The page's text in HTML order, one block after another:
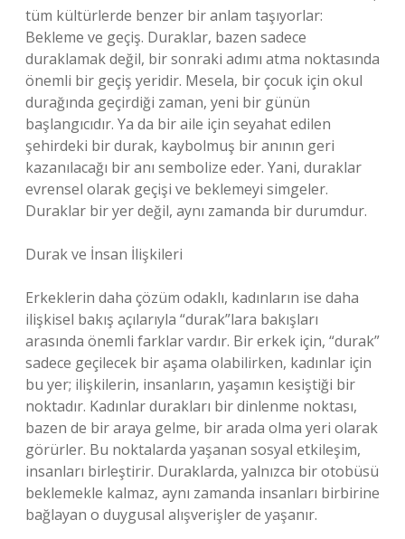
tüm kültürlerde benzer bir anlam taşıyorlar:
Bekleme ve geçiş. Duraklar, bazen sadece
duraklamak değil, bir sonraki adımı atma noktasında
önemli bir geçiş yeridir. Mesela, bir çocuk için okul
durağında geçirdiği zaman, yeni bir günün
başlangıcıdır. Ya da bir aile için seyahat edilen
şehirdeki bir durak, kaybolmuş bir anının geri
kazanılacağı bir anı sembolize eder. Yani, duraklar
evrensel olarak geçişi ve beklemeyi simgeler.
Duraklar bir yer değil, aynı zamanda bir durumdur.
Durak ve İnsan İlişkileri
Erkeklerin daha çözüm odaklı, kadınların ise daha
ilişkisel bakış açılarıyla “durak”lara bakışları
arasında önemli farklar vardır. Bir erkek için, “durak”
sadece geçilecek bir aşama olabilirken, kadınlar için
bu yer; ilişkilerin, insanların, yaşamın kesiştiği bir
noktadır. Kadınlar durakları bir dinlenme noktası,
bazen de bir araya gelme, bir arada olma yeri olarak
görürler. Bu noktalarda yaşanan sosyal etkileşim,
insanları birleştirir. Duraklarda, yalnızca bir otobüsü
beklemekle kalmaz, aynı zamanda insanları birbirine
bağlayan o duygusal alışverişler de yaşanır.